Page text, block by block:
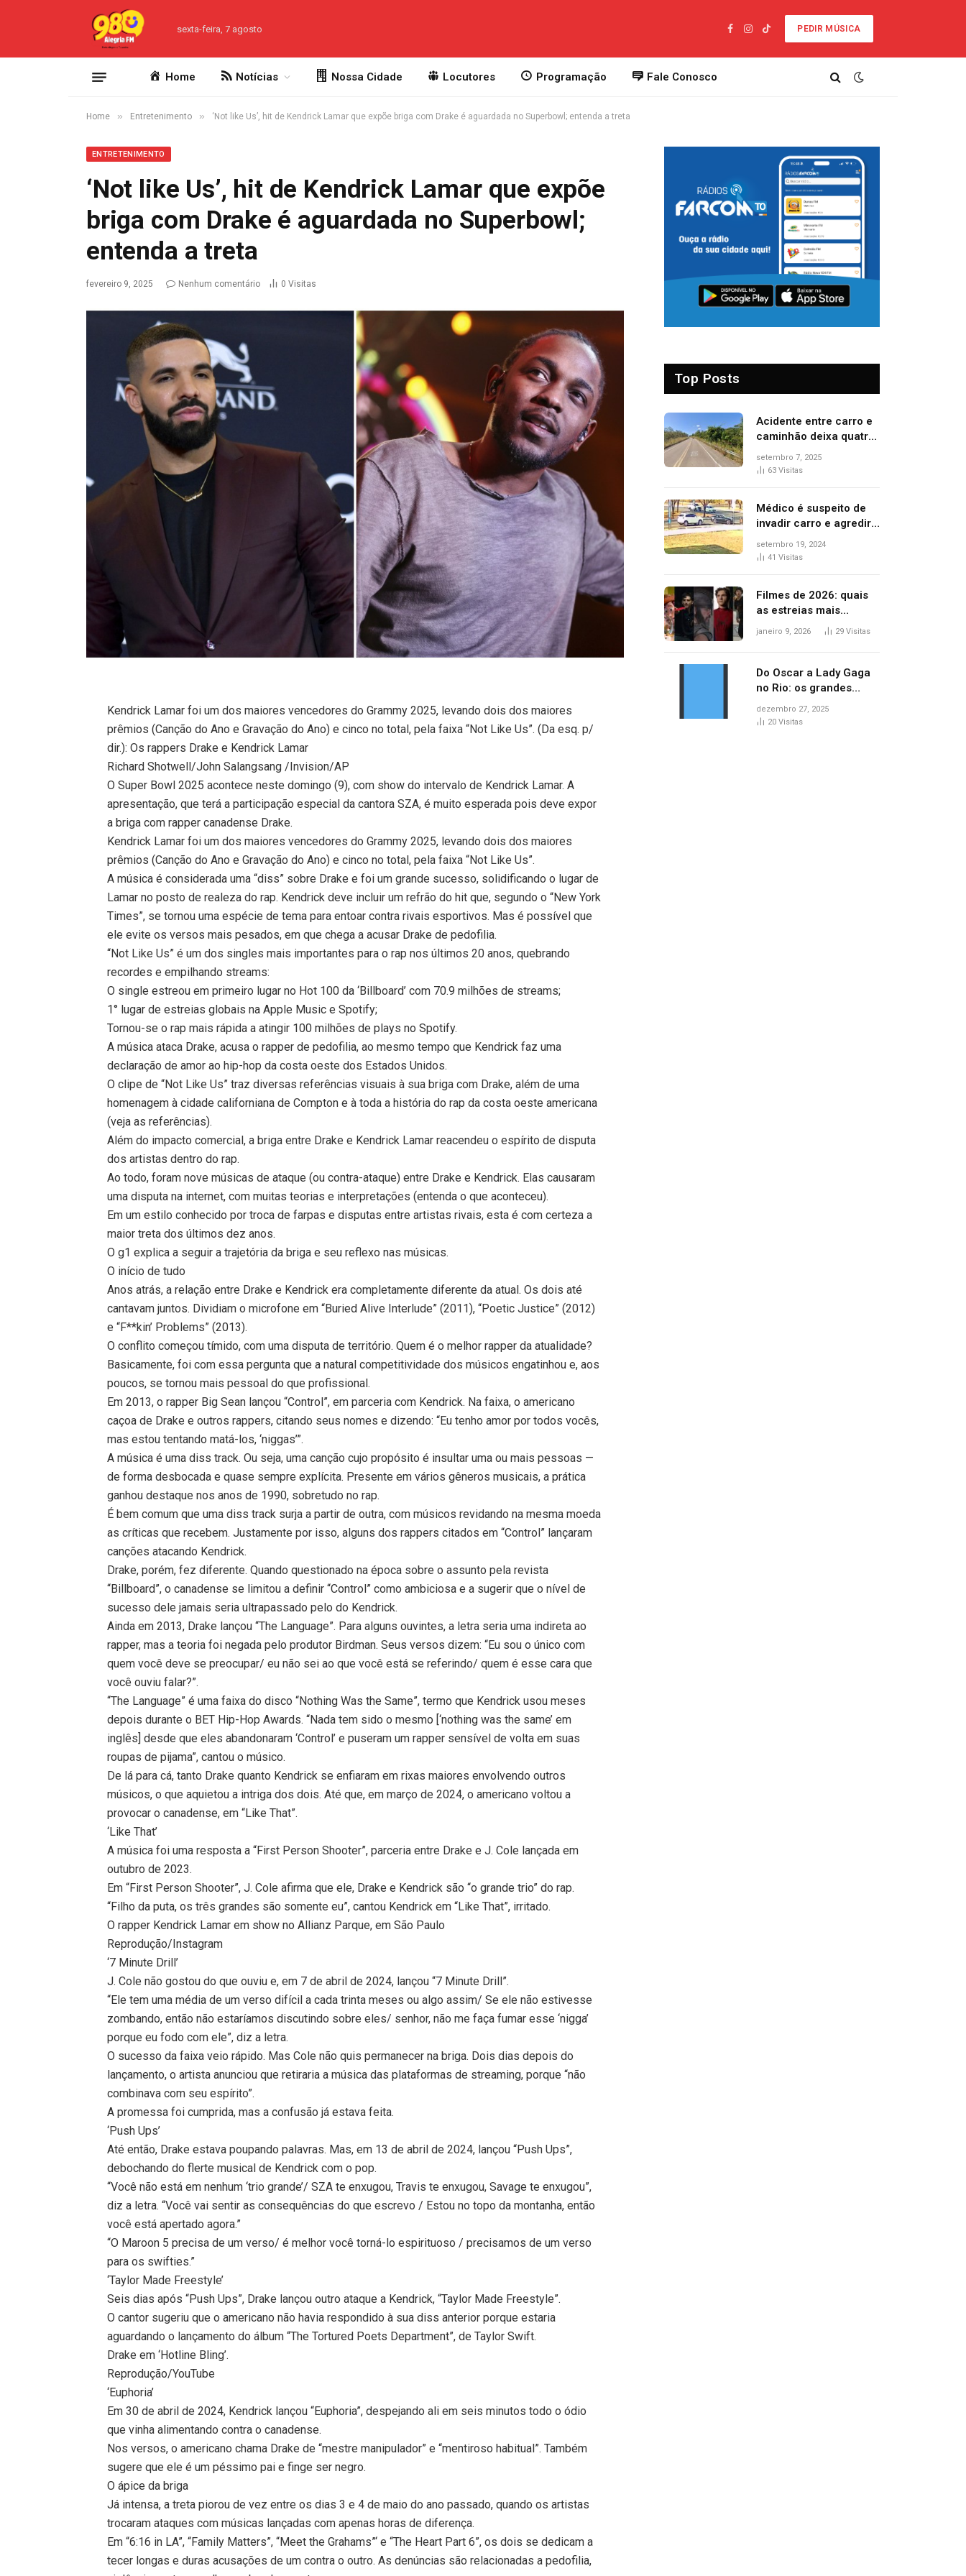
sexta-feira, 7 agosto
Facebook
Instagram
TikTok
PEDIR MÚSICA
Home Notícias Nossa Cidade Locutores Programação Fale Conosco
Home » Entretenimento » ‘Not like Us’, hit de Kendrick Lamar que expõe briga com Drake é aguardada no Superbowl; entenda a treta
ENTRETENIMENTO
‘Not like Us’, hit de Kendrick Lamar que expõe
briga com Drake é aguardada no Superbowl;
entenda a treta
fevereiro 9, 2025 Nenhum comentário 0 Visitas
Kendrick Lamar foi um dos maiores vencedores do Grammy 2025, levando dois dos maiores
prêmios (Canção do Ano e Gravação do Ano) e cinco no total, pela faixa “Not Like Us”. (Da esq. p/
dir.): Os rappers Drake e Kendrick Lamar
Richard Shotwell/John Salangsang /Invision/AP
O Super Bowl 2025 acontece neste domingo (9), com show do intervalo de Kendrick Lamar. A
apresentação, que terá a participação especial da cantora SZA, é muito esperada pois deve expor
a briga com rapper canadense Drake.
Kendrick Lamar foi um dos maiores vencedores do Grammy 2025, levando dois dos maiores
prêmios (Canção do Ano e Gravação do Ano) e cinco no total, pela faixa “Not Like Us”.
A música é considerada uma “diss” sobre Drake e foi um grande sucesso, solidificando o lugar de
Lamar no posto de realeza do rap. Kendrick deve incluir um refrão do hit que, segundo o “New York
Times”, se tornou uma espécie de tema para entoar contra rivais esportivos. Mas é possível que
ele evite os versos mais pesados, em que chega a acusar Drake de pedofilia.
“Not Like Us” é um dos singles mais importantes para o rap nos últimos 20 anos, quebrando
recordes e empilhando streams:
O single estreou em primeiro lugar no Hot 100 da ‘Billboard’ com 70.9 milhões de streams;
1° lugar de estreias globais na Apple Music e Spotify;
Tornou-se o rap mais rápida a atingir 100 milhões de plays no Spotify.
A música ataca Drake, acusa o rapper de pedofilia, ao mesmo tempo que Kendrick faz uma
declaração de amor ao hip-hop da costa oeste dos Estados Unidos.
O clipe de “Not Like Us” traz diversas referências visuais à sua briga com Drake, além de uma
homenagem à cidade californiana de Compton e à toda a história do rap da costa oeste americana
(veja as referências).
Além do impacto comercial, a briga entre Drake e Kendrick Lamar reacendeu o espírito de disputa
dos artistas dentro do rap.
Ao todo, foram nove músicas de ataque (ou contra-ataque) entre Drake e Kendrick. Elas causaram
uma disputa na internet, com muitas teorias e interpretações (entenda o que aconteceu).
Em um estilo conhecido por troca de farpas e disputas entre artistas rivais, esta é com certeza a
maior treta dos últimos dez anos.
O g1 explica a seguir a trajetória da briga e seu reflexo nas músicas.
O início de tudo
Anos atrás, a relação entre Drake e Kendrick era completamente diferente da atual. Os dois até
cantavam juntos. Dividiam o microfone em “Buried Alive Interlude” (2011), “Poetic Justice” (2012)
e “F**kin’ Problems” (2013).
O conflito começou tímido, com uma disputa de território. Quem é o melhor rapper da atualidade?
Basicamente, foi com essa pergunta que a natural competitividade dos músicos engatinhou e, aos
poucos, se tornou mais pessoal do que profissional.
Em 2013, o rapper Big Sean lançou “Control”, em parceria com Kendrick. Na faixa, o americano
caçoa de Drake e outros rappers, citando seus nomes e dizendo: “Eu tenho amor por todos vocês,
mas estou tentando matá-los, ‘niggas’”.
A música é uma diss track. Ou seja, uma canção cujo propósito é insultar uma ou mais pessoas —
de forma desbocada e quase sempre explícita. Presente em vários gêneros musicais, a prática
ganhou destaque nos anos de 1990, sobretudo no rap.
É bem comum que uma diss track surja a partir de outra, com músicos revidando na mesma moeda
as críticas que recebem. Justamente por isso, alguns dos rappers citados em “Control” lançaram
canções atacando Kendrick.
Drake, porém, fez diferente. Quando questionado na época sobre o assunto pela revista
“Billboard”, o canadense se limitou a definir “Control” como ambiciosa e a sugerir que o nível de
sucesso dele jamais seria ultrapassado pelo do Kendrick.
Ainda em 2013, Drake lançou “The Language”. Para alguns ouvintes, a letra seria uma indireta ao
rapper, mas a teoria foi negada pelo produtor Birdman. Seus versos dizem: “Eu sou o único com
quem você deve se preocupar/ eu não sei ao que você está se referindo/ quem é esse cara que
você ouviu falar?”.
“The Language” é uma faixa do disco “Nothing Was the Same”, termo que Kendrick usou meses
depois durante o BET Hip-Hop Awards. “Nada tem sido o mesmo [‘nothing was the same’ em
inglês] desde que eles abandonaram ‘Control’ e puseram um rapper sensível de volta em suas
roupas de pijama”, cantou o músico.
De lá para cá, tanto Drake quanto Kendrick se enfiaram em rixas maiores envolvendo outros
músicos, o que aquietou a intriga dos dois. Até que, em março de 2024, o americano voltou a
provocar o canadense, em “Like That”.
‘Like That’
A música foi uma resposta a “First Person Shooter”, parceria entre Drake e J. Cole lançada em
outubro de 2023.
Em “First Person Shooter”, J. Cole afirma que ele, Drake e Kendrick são “o grande trio” do rap.
“Filho da puta, os três grandes são somente eu”, cantou Kendrick em “Like That”, irritado.
O rapper Kendrick Lamar em show no Allianz Parque, em São Paulo
Reprodução/Instagram
‘7 Minute Drill’
J. Cole não gostou do que ouviu e, em 7 de abril de 2024, lançou “7 Minute Drill”.
“Ele tem uma média de um verso difícil a cada trinta meses ou algo assim/ Se ele não estivesse
zombando, então não estaríamos discutindo sobre eles/ senhor, não me faça fumar esse ‘nigga’
porque eu fodo com ele”, diz a letra.
O sucesso da faixa veio rápido. Mas Cole não quis permanecer na briga. Dois dias depois do
lançamento, o artista anunciou que retiraria a música das plataformas de streaming, porque “não
combinava com seu espírito”.
A promessa foi cumprida, mas a confusão já estava feita.
‘Push Ups’
Até então, Drake estava poupando palavras. Mas, em 13 de abril de 2024, lançou “Push Ups”,
debochando do flerte musical de Kendrick com o pop.
“Você não está em nenhum ‘trio grande’/ SZA te enxugou, Travis te enxugou, Savage te enxugou”,
diz a letra. “Você vai sentir as consequências do que escrevo / Estou no topo da montanha, então
você está apertado agora.”
“O Maroon 5 precisa de um verso/ é melhor você torná-lo espirituoso / precisamos de um verso
para os swifties.”
‘Taylor Made Freestyle’
Seis dias após “Push Ups”, Drake lançou outro ataque a Kendrick, “Taylor Made Freestyle”.
O cantor sugeriu que o americano não havia respondido à sua diss anterior porque estaria
aguardando o lançamento do álbum “The Tortured Poets Department”, de Taylor Swift.
Drake em ‘Hotline Bling’.
Reprodução/YouTube
‘Euphoria’
Em 30 de abril de 2024, Kendrick lançou “Euphoria”, despejando ali em seis minutos todo o ódio
que vinha alimentando contra o canadense.
Nos versos, o americano chama Drake de “mestre manipulador” e “mentiroso habitual”. Também
sugere que ele é um péssimo pai e finge ser negro.
O ápice da briga
Já intensa, a treta piorou de vez entre os dias 3 e 4 de maio do ano passado, quando os artistas
trocaram ataques com músicas lançadas com apenas horas de diferença.
Em “6:16 in LA”, “Family Matters”, “Meet the Grahams”‘ e “The Heart Part 6”, os dois se dedicam a
tecer longas e duras acusações de um contra o outro. As denúncias são relacionadas a pedofilia,
Top Posts
Acidente entre carro e
caminhão deixa quatro
pessoas feridas e uma
mulher morta na TO-
setembro 7, 2025
63 Visitas
Médico é suspeito de
invadir carro e agredir
delegado aposentado
durante confusão no
setembro 19, 2024
41 Visitas
Filmes de 2026: quais
as estreias mais
aguardadas do ano?
janeiro 9, 2026 29 Visitas
Do Oscar a Lady Gaga
no Rio: os grandes
marcos da cultura em
2025
dezembro 27, 2025
20 Visitas